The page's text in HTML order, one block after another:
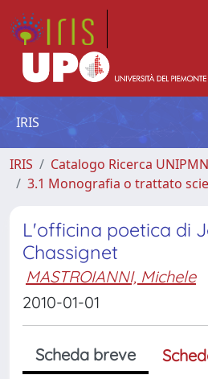
IRIS
IRIS Catalogo Ricerca UNIPMN
3.1 Monografia o trattato
L'officina poetica di
Chassignet
MASTROIANNI, Michele
2010-01-01
Scheda breve